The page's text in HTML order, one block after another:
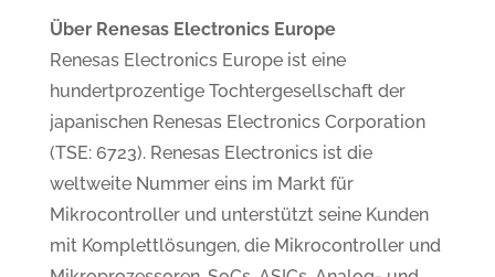
Über Renesas Electronics Europe
Renesas Electronics Europe ist eine
hundertprozentige Tochtergesellschaft der
japanischen Renesas Electronics Corporation
(TSE: 6723). Renesas Electronics ist die
weltweite Nummer eins im Markt für
Mikrocontroller und unterstützt seine Kunden
mit Komplettlösungen, die Mikrocontroller und